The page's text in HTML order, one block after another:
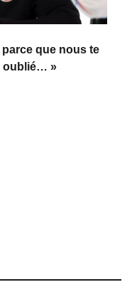
parce que nous te
oublié… »